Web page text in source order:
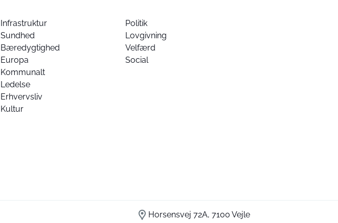
Infrastruktur
Sundhed
Bæredygtighed
Europa
Kommunalt
Ledelse
Erhvervsliv
Kultur
Politik
Lovgivning
Velfærd
Social
Horsensvej 72A, 7100 Vejle